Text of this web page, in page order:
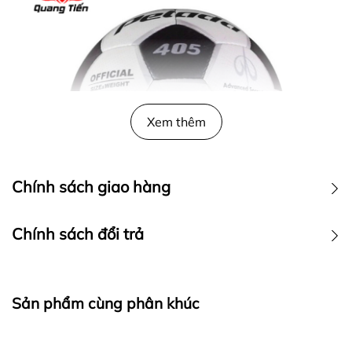
Da được làm từ chất liệu da cao cấp có độ bền cao,
Xem thêm
Chính sách giao hàng
Chính sách đổi trả
Sản phẩm cùng phân khúc